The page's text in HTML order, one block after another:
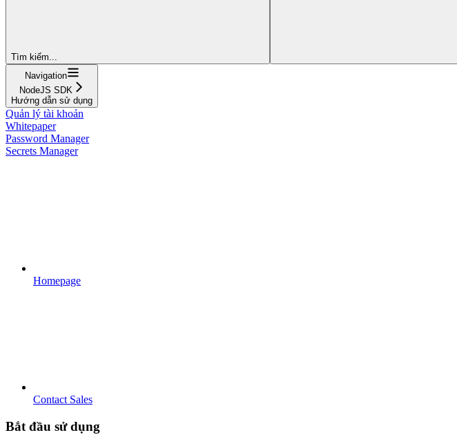
Tìm kiếm...
Navigation
NodeJS SDK
Hướng dẫn sử dụng
Quản lý tài khoản
Whitepaper
Password Manager
Secrets Manager
Homepage
Contact Sales
Bắt đầu sử dụng